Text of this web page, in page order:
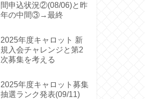
間申込状況②(08/06)と昨
年の中間③→最終
2025年度キャロット 新
規入会チャレンジと第2
次募集を考える
2025年度キャロット募集
抽選ランク発表(09/11)